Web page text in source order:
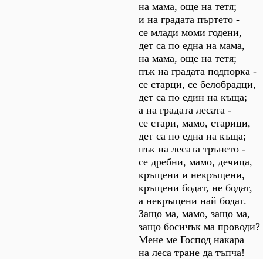
на мама, още на тетя;
и на градата пъртето -
се млади моми годени,
дет са по една на мама,
на мама, още на тетя;
пък на градата подпорка -
се старци, се белобрадци,
дет са по един на къща;
а на градата лесата -
се стари, мамо, старици,
дет са по една на къща;
пък на лесата трънето -
се дребни, мамо, дечица,
кръщени и некръщени,
кръщени бодат, не бодат,
а некръщени най бодат.
Защо ма, мамо, защо ма,
защо босичък ма проводи?
Мене ме Господ накара
на леса тране да тъпча!